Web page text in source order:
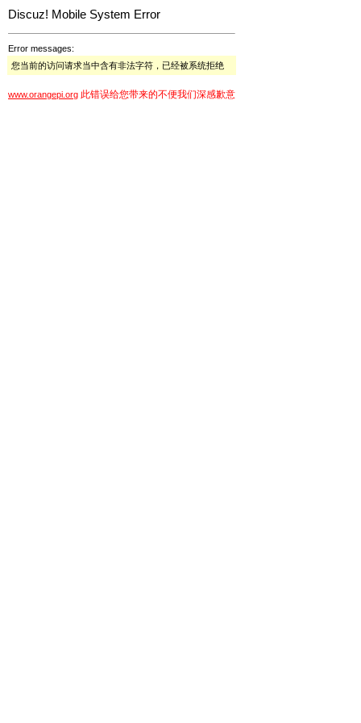
Discuz! Mobile System Error
Error messages:
您当前的访问请求当中含有非法字符，已经被系统拒绝
www.orangepi.org 此错误给您带来的不便我们深感歉意